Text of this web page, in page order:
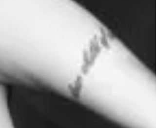
Varför har det blivit så svårt att
rekrytera personliga assistenter?